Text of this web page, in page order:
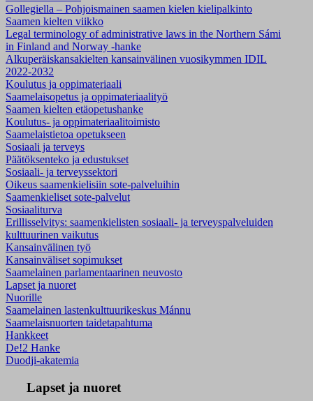
Gollegiella – Pohjoismainen saamen kielen kielipalkinto
Saamen kielten viikko
Legal terminology of administrative laws in the Northern Sámi
in Finland and Norway -hanke
Alkuperäiskansakielten kansainvälinen vuosikymmen IDIL
2022-2032
Koulutus ja oppimateriaali
Saamelaisopetus ja oppimateriaalityö
Saamen kielten etäopetushanke
Koulutus- ja oppimateriaalitoimisto
Saamelaistietoa opetukseen
Sosiaali ja terveys
Päätöksenteko ja edustukset
Sosiaali- ja terveyssektori
Oikeus saamenkielisiin sote-palveluihin
Saamenkieliset sote-palvelut
Sosiaaliturva
Erillisselvitys: saamenkielisten sosiaali- ja terveyspalveluiden
kulttuurinen vaikutus
Kansainvälinen työ
Kansainväliset sopimukset
Saamelainen parlamentaarinen neuvosto
Lapset ja nuoret
Nuorille
Saamelainen lastenkulttuurikeskus Mánnu
Saamelaisnuorten taidetapahtuma
Hankkeet
De!2 Hanke
Duodji-akatemia
Lapset ja nuoret